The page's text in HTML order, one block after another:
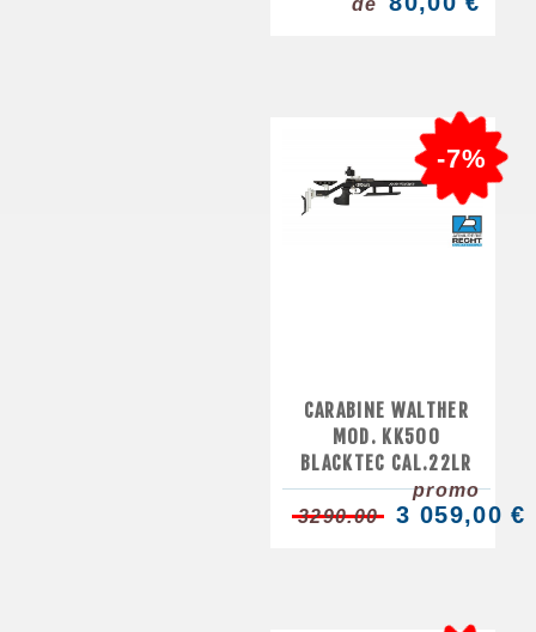
de
CARABINE WALTHER
MOD. KK500
BLACKTEC CAL.22LR
promo
3290.00
3 059,00 €
-7%